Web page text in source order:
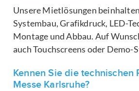
Unsere Mietlösungen
Systembau, Grafikdruck, LED-
Montage und Abbau. Auf
auch Touchscreens oder Demo-
Kennen Sie die technischen
Messe Karlsruhe?